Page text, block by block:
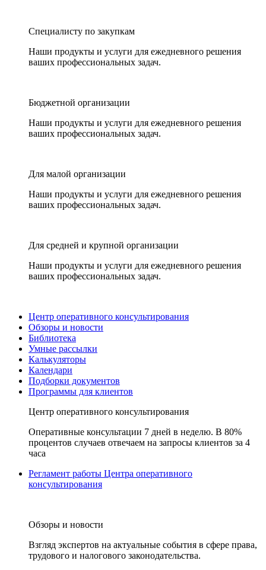
Специалисту по закупкам
Наши продукты и услуги для ежедневного решения
ваших профессиональных задач.
Бюджетной организации
Наши продукты и услуги для ежедневного решения
ваших профессиональных задач.
Для малой организации
Наши продукты и услуги для ежедневного решения
ваших профессиональных задач.
Для средней и крупной организации
Наши продукты и услуги для ежедневного решения
ваших профессиональных задач.
Центр оперативного консультирования
Обзоры и новости
Библиотека
Умные рассылки
Калькуляторы
Календари
Подборки документов
Программы для клиентов
Центр оперативного консультирования
Оперативные консультации 7 дней в неделю. В 80%
процентов случаев отвечаем на запросы клиентов за 4
часа
Регламент работы Центра оперативного
консультирования
Обзоры и новости
Взгляд экспертов на актуальные события в сфере права,
трудового и налогового законодательства.